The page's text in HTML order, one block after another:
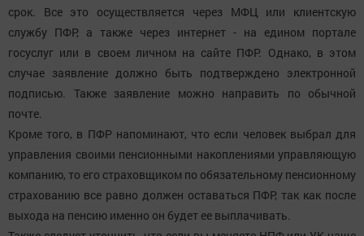
срок. Все это осуществляется через МФЦ или клиентскую
службу ПФР, а также через интернет - на едином портале
госуслуг или в своем личном на сайте ПФР. Однако, в этом
случае заявление должно быть подтверждено электронной
подписью. Также заявление можно направить по обычной
почте.
Кроме того, в ПФР напоминают, что если человек выбрал для
управления своими пенсионными накоплениями управляющую
компанию, то его страховщиком по обязательному пенсионному
страхованию все равно должен оставаться ПФР, так как после
выхода на пенсию именно он будет ее выплачивать.